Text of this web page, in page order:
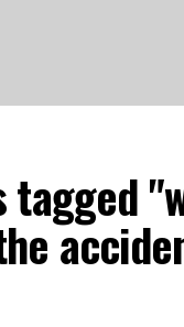
tagged